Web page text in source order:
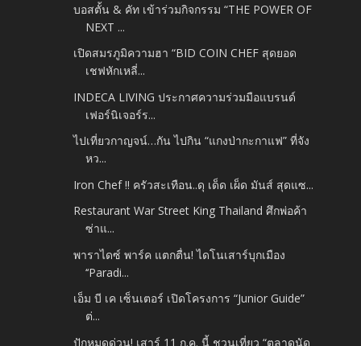
บอสตั้น & คัท เข้าร่วมกิจกรรม “THE POWER OF
NEXT ...
เปิดสมรภูมิความฮา “BID COIN CHEF สุดยอด
เชฟหักเหลี่...
INDECA LIVING ประกาศความร่วมมือแบรนด์
เฟอร์นิเจอร์ร...
ไปเที่ยวกาญจน์…กัน ไปกิน “แกงป่ากะกาแฟ” ที่จัง
หว...
Iron Chef !! ครัวสะเทือน..ดุ เด็ด เผ็ด มันส์ สุดแซ...
Restaurant War Street King Thailand ศึกพ่อค้า
ซ่าแ...
พาราไดซ์ พาร์ค แตกตื่น! ไดโนเสาร์บุกเมือง
‘‘Paradi...
เอ็ม บี เค เซ็นเตอร์ เปิดโครงการ “Junior Guide”
ต่...
ปักหมุดด่วน! เสาร์ 11 ก.ค. นี้ ชวนเที่ยว “ตลาดนัด